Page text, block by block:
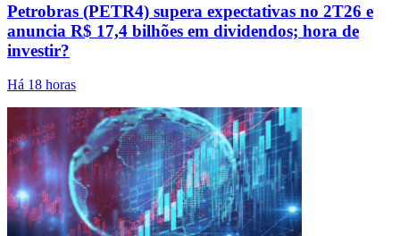
Petrobras (PETR4) supera expectativas no 2T26 e
anuncia R$ 17,4 bilhões em dividendos; hora de
investir?
Há 18 horas